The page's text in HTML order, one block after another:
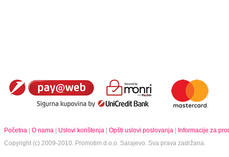
Početna O nama Uslovi korištenja Opšti uslovi poslovanja
Informacije za
Copyright (c) 2009-2010. Promotim d.o.o. Sarajevo. Sva prava zadržana.